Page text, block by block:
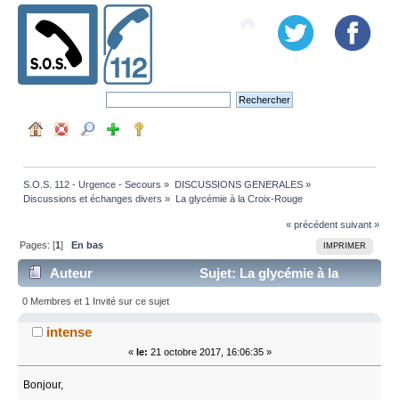
S.O.S. 112 - Urgence - Secours » DISCUSSIONS GENERALES»
Discussions et échanges divers » La glycémie à la Croix-Rouge
« précédent suivant »
IMPRIMER
Pages: [1]En bas
Auteur
Sujet: La glycémie à la
Croix-Rouge (Lu 18752 fois)
0 Membres et 1 Invité sur ce sujet
intense
« le: 21 octobre 2017, 16:06:35 »
Bonjour,